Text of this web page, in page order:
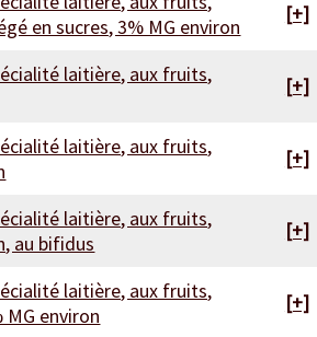
en sucres, 3% MG environ
[+]
laitière, aux fruits,
[+]
laitière, aux fruits,
[+]
laitière, aux fruits,
au bifidus
[+]
laitière, aux fruits,
environ
[+]